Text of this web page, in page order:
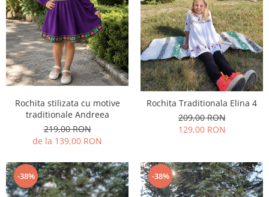
Rochita stilizata cu motive
traditionale Andreea
219,00 RON
de la 139,00 RON
Rochita Traditionala Elina 4
209,00 RON
129,00 RON
-38% -38%